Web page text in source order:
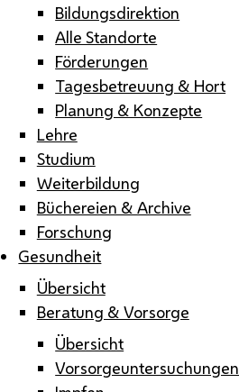
Bildungsdirektion
Alle Standorte
Förderungen
Tagesbetreuung & Hort
Planung & Konzepte
Lehre
Studium
Weiterbildung
Büchereien & Archive
Forschung
Gesundheit
Übersicht
Beratung & Vorsorge
Übersicht
Vorsorgeuntersuchungen